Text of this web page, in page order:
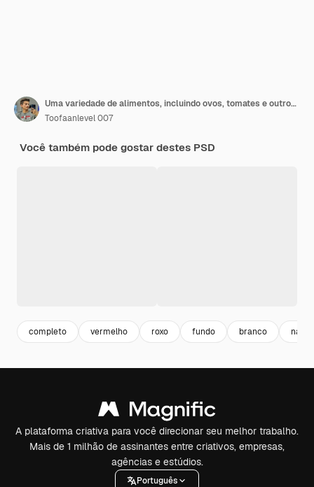
Uma variedade de alimentos, incluindo ovos, tomates e outros ingredientes
Toofaanlevel 007
Você também pode gostar destes PSD
completo vermelho roxo fundo branco
A plataforma criativa para você direcionar seu melhor trabalho.
Mais de 1 milhão de assinantes entre criativos, empresas,
agências e estúdios.
Português